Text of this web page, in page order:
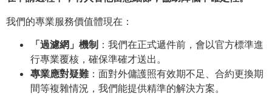
我們的專業服務價值體現在：
「過濾網」機制 ：我們在正式遞件前，會以官方標準進
行專業覆核，確保準確才送出。
專業應對疑難：面對外傭護照有效期不足、合約更換期
間等複雜情況，我們能提供精準的解決方案。